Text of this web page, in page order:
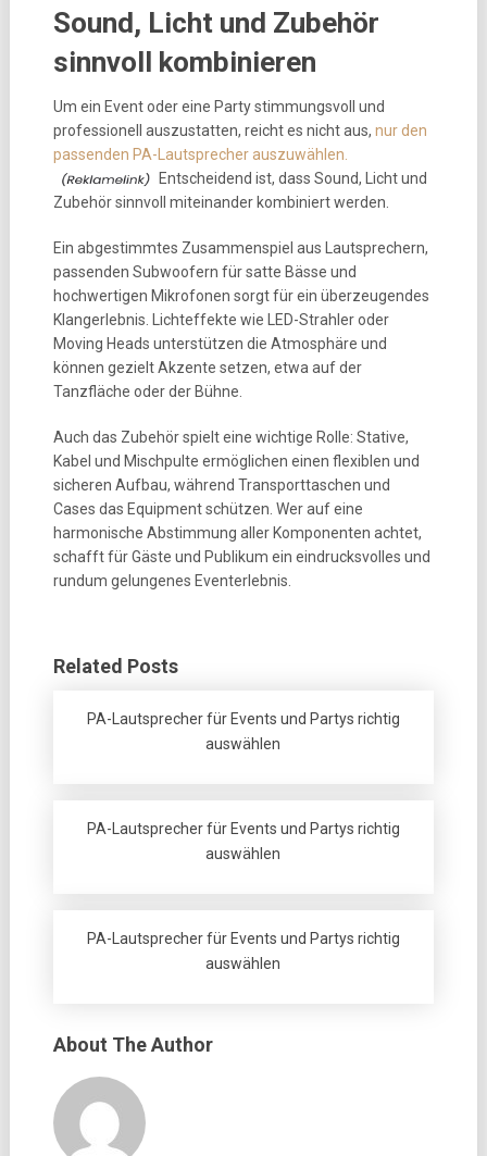
Sound, Licht und Zubehör
sinnvoll kombinieren
Um ein Event oder eine Party stimmungsvoll und
professionell auszustatten, reicht es nicht aus, nur den
passenden PA-Lautsprecher auszuwählen.
Entscheidend ist, dass Sound, Licht und
Zubehör sinnvoll miteinander kombiniert werden.
Ein abgestimmtes Zusammenspiel aus Lautsprechern,
passenden Subwoofern für satte Bässe und
hochwertigen Mikrofonen sorgt für ein überzeugendes
Klangerlebnis. Lichteffekte wie LED-Strahler oder
Moving Heads unterstützen die Atmosphäre und
können gezielt Akzente setzen, etwa auf der
Tanzfläche oder der Bühne.
Auch das Zubehör spielt eine wichtige Rolle: Stative,
Kabel und Mischpulte ermöglichen einen flexiblen und
sicheren Aufbau, während Transporttaschen und
Cases das Equipment schützen. Wer auf eine
harmonische Abstimmung aller Komponenten achtet,
schafft für Gäste und Publikum ein eindrucksvolles und
rundum gelungenes Eventerlebnis.
Related Posts
PA-Lautsprecher für Events und Partys richtig
auswählen
PA-Lautsprecher für Events und Partys richtig
auswählen
PA-Lautsprecher für Events und Partys richtig
auswählen
About The Author